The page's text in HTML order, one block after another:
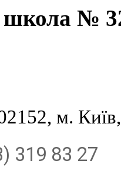
№
02152,
319 83 27